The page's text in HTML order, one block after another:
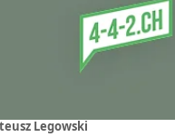
Legowski